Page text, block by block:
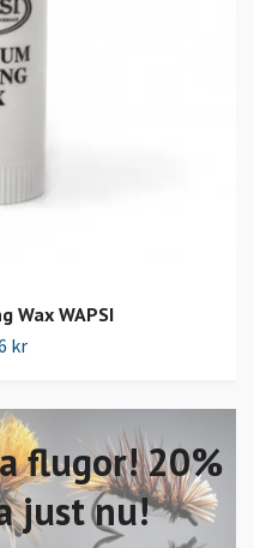
flugor! 20%
just nu!
Wax WAPSI
kr